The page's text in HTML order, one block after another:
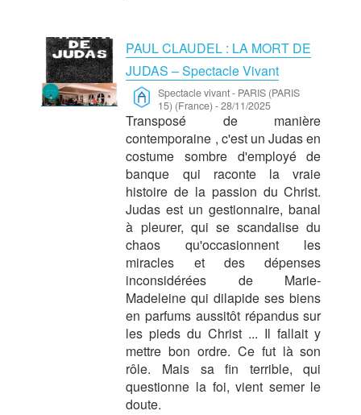
PAUL CLAUDEL : LA MORT DE
JUDAS – Spectacle Vivant
Spectacle vivant- PARIS (PARIS
15) (France) -28/11/2025
Transposé de manière
contemporaine , c'est un Judas en
costume sombre d'employé de
banque qui raconte la vraie
histoire de la passion du Christ.
Judas est un gestionnaire, banal
à pleurer, qui se scandalise du
chaos qu'occasionnent les
miracles et des dépenses
inconsidérées de Marie-
Madeleine qui dilapide ses biens
en parfums aussitôt répandus sur
les pieds du Christ ... Il fallait y
mettre bon ordre. Ce fut là son
rôle. Mais sa fin terrible, qui
questionne la foi, vient semer le
doute.